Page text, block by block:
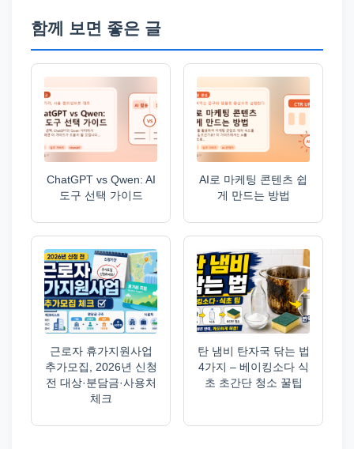
함께 보면 좋은 글
ChatGPT vs Qwen: AI
도구 선택 가이드
AI로 마케팅 콘텐츠 쉽
게 만드는 방법
근로자 휴가지원사업
추가모집, 2026년 신청
전 대상·분담금·사용처
체크
탄 냄비 탄자국 닦는 법
4가지 – 베이킹소다 식
초 초간단 청소 꿀팁